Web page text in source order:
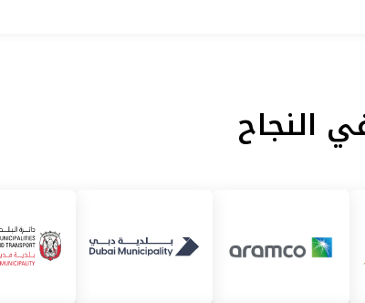
النجاح